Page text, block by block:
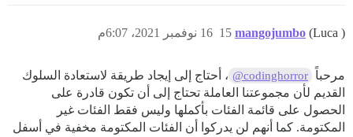
mangojumbo (Luca ) 16 نوفمبر 2021، 6:07م 15
مرحباً @codinghorror ، أحتاج إلى إيجاد طريقة لاستعادة السلوك
القديم لأن مجموعتنا العاملة تحتاج إلى أن تكون قادرة على
الحصول على قائمة الفئات بأكملها وليس فقط الفئات غير
المكتومة. كما أنهم لن يدركوا أن الفئات المكتومة مخفية في أسفل